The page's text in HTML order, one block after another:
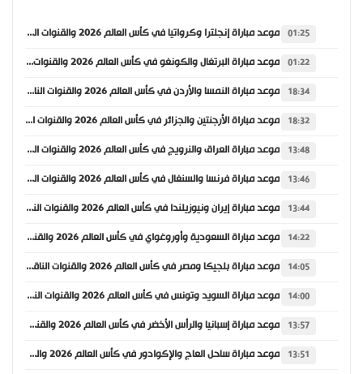
01:25 موعد مباراة إنجلترا وكرواتيا في كأس العالم 2026 والقنوات الناقلة
01:22 موعد مباراة البرتغال والكونغو في كأس العالم 2026 والقنوات الناقلة
18:34 موعد مباراة النمسا والأردن في كأس العالم 2026 والقنوات الناقلة
18:32 موعد مباراة الأرجنتين والجزائر في كأس العالم 2026 والقنوات الناقلة
13:48 موعد مباراة العراق والنرويج في كأس العالم 2026 والقنوات الناقلة
13:46 موعد مباراة فرنسا والسنغال في كأس العالم 2026 والقنوات الناقلة
13:44 موعد مباراة إيران ونيوزيلندا في كأس العالم 2026 والقنوات الناقلة
14:22 موعد مباراة السعودية وأوروغواي في كأس العالم 2026 والقنوات الناقلة
14:05 موعد مباراة بلجيكا ومصر في كأس العالم 2026 والقنوات الناقلة
14:00 موعد مباراة السويد وتونس في كأس العالم 2026 والقنوات الناقلة
13:57 موعد مباراة إسبانيا والرأس الأخضر في كأس العالم 2026 والقنوات الناقلة
13:51 موعد مباراة ساحل العاج والإكوادور في كأس العالم 2026 والقنوات الناقلة